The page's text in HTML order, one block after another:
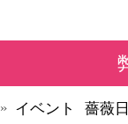
» イベント 薔薇